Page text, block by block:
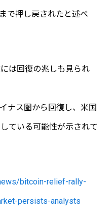
で押し戻されたと述べ
は回復の兆しも見られ
ナス圏から回復し、米国
ている可能性が示されて
bitcoin-relief-rally-
persists-analysts